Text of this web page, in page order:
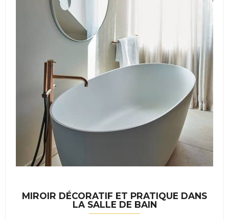
MIROIR DÉCORATIF ET PRATIQUE DANS
LA SALLE DE BAIN